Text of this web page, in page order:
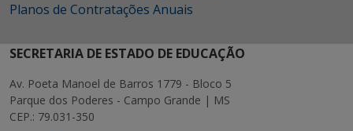
Planos de Contratações Anuais
SECRETARIA DE ESTADO DE EDUCAÇÃO
Av. Poeta Manoel de Barros 1779 - Bloco 5
Parque dos Poderes - Campo Grande | MS
CEP.: 79.031-350